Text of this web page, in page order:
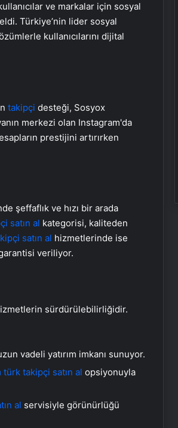
ve markalar için sosyal
Türkiye’nin lider sosyal
kullanıcılarını dijital
takipçi desteği, Sosyox
merkezi olan Instagram'da
prestijini artırırken
şeffaflık ve hızı bir arada
satın al kategorisi, kaliteden
satın al hizmetlerinde ise
veriliyor.
sürdürülebilirliğidir.
vadeli yatırım imkanı sunuyor.
türk takipçi satın al opsiyonuyla
al servisiyle görünürlüğü